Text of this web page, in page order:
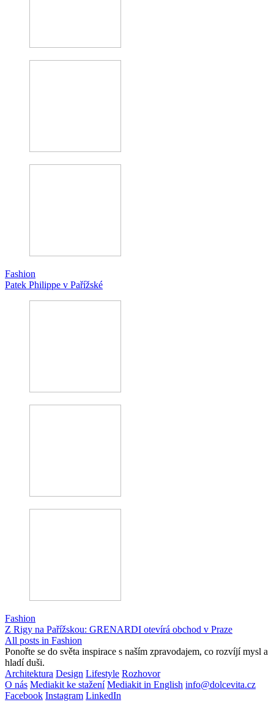
Fashion
Patek Philippe v Pařížské
Fashion
Z Rigy na Pařížskou: GRENARDI otevírá obchod v Praze
All posts in Fashion
Ponořte se do světa inspirace s naším zpravodajem, co rozvíjí mysl a
hladí duši.
Architektura Design Lifestyle Rozhovor
O nás Mediakit ke stažení Mediakit in English info@dolcevita.cz
Facebook Instagram LinkedIn